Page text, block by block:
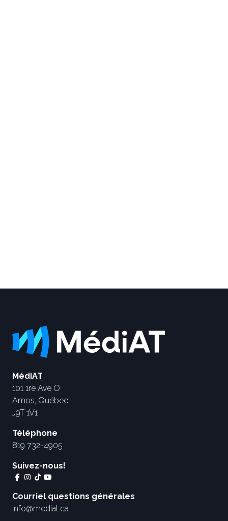
MédiAT
101 1re Ave O
Amos, Québec
J9T 1V1
Téléphone
819 732-4905
Suivez-nous!
Courriel questions générales
info@mediat.ca